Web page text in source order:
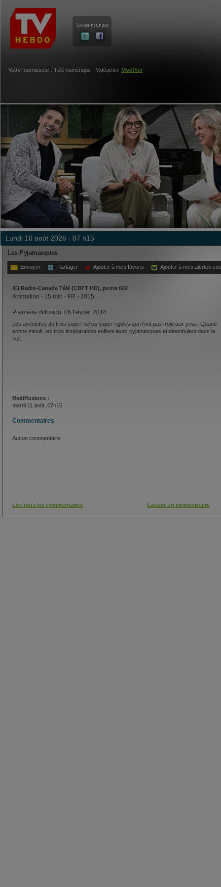
Votre fournisseur : Télé numérique - Vidéotron Modifier
lundi 10 août 2026 - 07 h15
Les Pyjamasques
Envoyer Partager Ajouter à mes favoris Ajouter à mes alertes
ICI Radio-Canada Télé (CBFT HD), poste 602
Animation - 15 min - FR - 2015
Première diffusion: 06 Février 2016
Les aventures de trois super-héros super-rigolos qui n'ont pas froid aux yeux. Quand
sonne minuit, les trois inséparables enfilent leurs pyjamasques et déambulent dans la
nuit.
Rediffusions :
mardi 11 août, 07h15
Commentaires
Aucun commentaire
Lire tous les commentaires Laisser un commentaire